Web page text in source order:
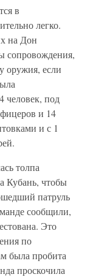
в
легко.
на Дон
сопровождения,
оружия, если
человек, под
и 14
и с 1
толпа
Кубань, чтобы
патруль
сообщили,
Это
по
была пробита
проскочила